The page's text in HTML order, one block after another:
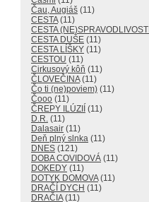
Čau, Augiáš (11)
CESTA(11)
CESTA (NE)SPRAVODLIVOSTI
CESTA DUŠE (11)
CESTA LÍŠKY (11)
CESTOU (11)
Cirkusový kôň (11)
ČLOVEČINA(11)
Čo ti (ne)poviem) (11)
Čooo (11)
ČREPY ILÚZIÍ
(11)
D.R. (11)
Dalasair (11)
Deň plný slnka (11)
DNES (121)
DOBA COVIDOVÁ (11)
DOKEDY (11)
DOTYK DOMOVA(11)
DRAČÍ DYCH (11)
DRAČIA(11)